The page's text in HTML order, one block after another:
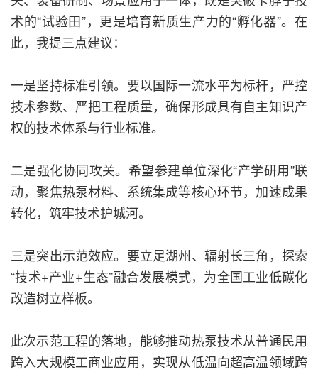
术的“试验田”，更是培育新质生产力的“孵化器”。在
此，我提三点建议：
一是坚持标准引领。要以国际一流水平为标杆，严控
技术参数、严把工程质量，确保形成具有自主知识产
权的技术体系与行业标准。
二是强化协同攻关。希望参建单位深化“产学研用”联
动，聚焦热泵材料、系统集成等核心环节，加速成果
转化，筑牢技术护城河。
三是突出示范效应。要立足湖州、辐射长三角，探索
“技术+产业+生态”融合发展模式，为全国工业低碳化
改造树立样板。
此次示范工程的落地，能够推动热泵技术从普通民用
跨入大规模工商业应用，实现从低温向超高温领域跨